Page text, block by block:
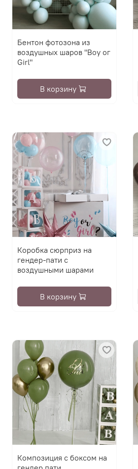
Бентон фотозона из
воздушных шаров "Воу ог
Girl"
В корзину
Коробка сюрприз на
гендер-пати с
воздушными шарами
В корзину
Композиция с боксом на